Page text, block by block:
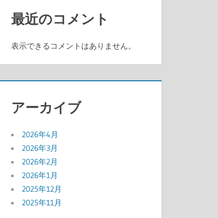
最近のコメント
表示できるコメントはありません。
アーカイブ
2026年4月
2026年3月
2026年2月
2026年1月
2025年12月
2025年11月